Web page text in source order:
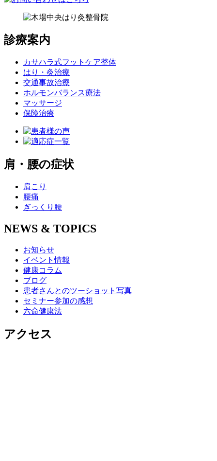
診療案内
カサハラ式フットケア整体
はり・灸治療
交通事故治療
ホルモンバランス療法
マッサージ
保険治療
肩・腰の症状
肩こり
腰痛
ぎっくり腰
NEWS & TOPICS
お知らせ
イベント情報
健康コラム
ブログ
患者さんとのツーショット写真
セミナー参加の感想
六命健康法
アクセス